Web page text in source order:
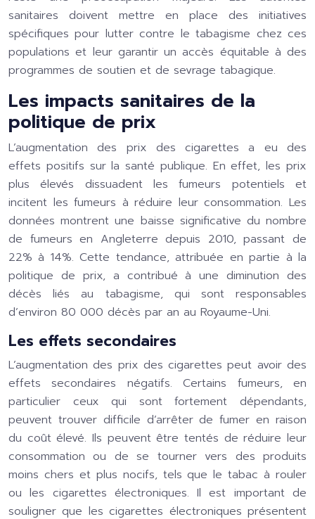
sanitaires doivent mettre en place des initiatives
spécifiques pour lutter contre le tabagisme chez ces
populations et leur garantir un accès équitable à des
programmes de soutien et de sevrage tabagique.
Les impacts sanitaires de la
politique de prix
L’augmentation des prix des cigarettes a eu des
effets positifs sur la santé publique. En effet, les prix
plus élevés dissuadent les fumeurs potentiels et
incitent les fumeurs à réduire leur consommation. Les
données montrent une baisse significative du nombre
de fumeurs en Angleterre depuis 2010, passant de
22% à 14%. Cette tendance, attribuée en partie à la
politique de prix, a contribué à une diminution des
décès liés au tabagisme, qui sont responsables
d’environ 80 000 décès par an au Royaume-Uni.
Les effets secondaires
L’augmentation des prix des cigarettes peut avoir des
effets secondaires négatifs. Certains fumeurs, en
particulier ceux qui sont fortement dépendants,
peuvent trouver difficile d’arrêter de fumer en raison
du coût élevé. Ils peuvent être tentés de réduire leur
consommation ou de se tourner vers des produits
moins chers et plus nocifs, tels que le tabac à rouler
ou les cigarettes électroniques. Il est important de
souligner que les cigarettes électroniques présentent